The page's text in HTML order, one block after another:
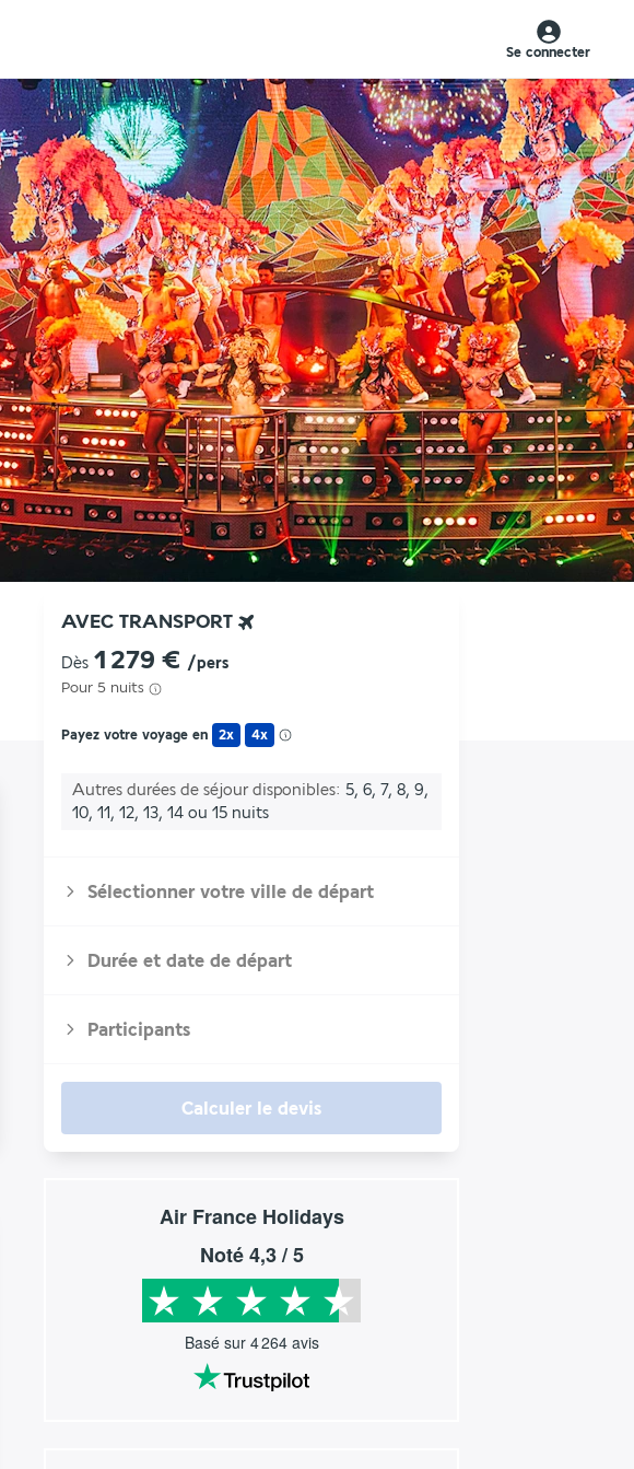
Se connecter
AVEC TRANSPORT
Dès 1 279 € /pers
Pour 5 nuits
Payez votre voyage en 2x 4x
Autres durées de séjour disponibles 5, 6, 7, 8, 9,
10, 11, 12, 13, 14 ou 15 nuits
Sélectionner votre ville de départ
Durée et date de départ
Participants
Calculer le devis
Air France Holidays
Noté4,3/ 5
Basé sur 4 264avis